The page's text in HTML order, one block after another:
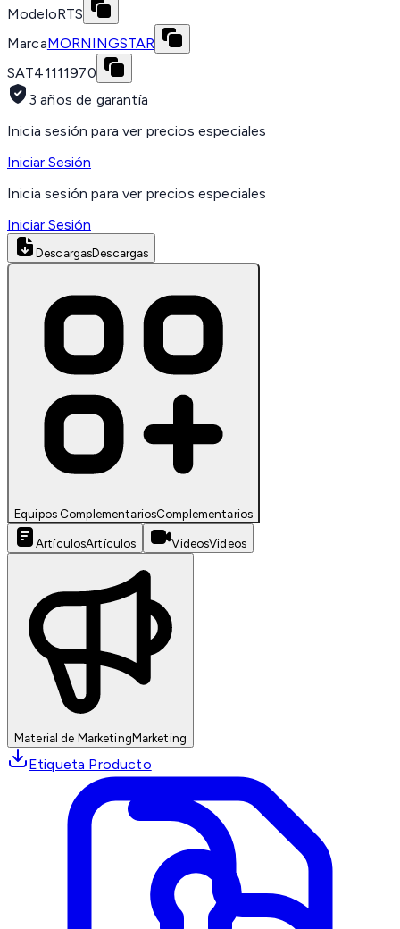
ModeloRTS
MarcaMORNINGSTAR
SAT41111970
3 años de garantía
Inicia sesión para ver precios especiales
Iniciar Sesión
Inicia sesión para ver precios especiales
Iniciar Sesión
DescargasDescargas
Equipos ComplementariosComplementarios
ArtículosArtículos VideosVideos
Material de MarketingMarketing
Etiqueta Producto